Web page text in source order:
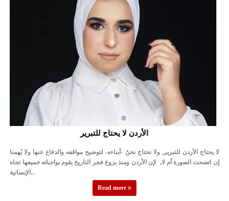
الأردن لا يحتاج للتبرير
لا يحتاج الأردن للتبرير, ولا نحتاج نحنُ -أبناءه- لتوضيح مواقفه والدفاع عنها ولا يُهمنا
إن اتضحت الصورة أم لا, لإن الأردن ومنذ بزوغ فجر التاريخ يقوم بواجباته جميعها تجاه
الإنسانية...
Read more